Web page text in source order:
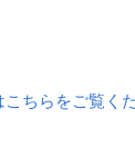
ちらをご覧く